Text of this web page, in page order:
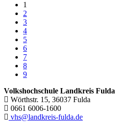
1
2
3
4
5
6
7
8
9
Volkshochschule Landkreis Fulda
Wörthstr. 15, 36037 Fulda
0661 6006-1600
vhs@landkreis-fulda.de